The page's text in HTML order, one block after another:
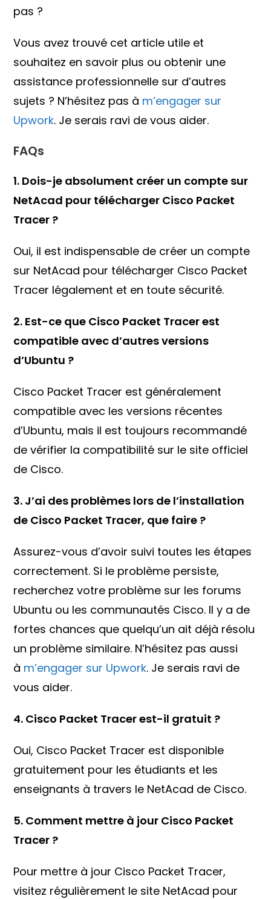
pas ?
Vous avez trouvé cet article utile et
souhaitez en savoir plus ou obtenir une
assistance professionnelle sur d’autres
sujets ? N’hésitez pas à m’engager sur
Upwork. Je serais ravi de vous aider.
FAQs
1. Dois-je absolument créer un compte sur
NetAcad pour télécharger Cisco Packet
Tracer ?
Oui, il est indispensable de créer un compte
sur NetAcad pour télécharger Cisco Packet
Tracer légalement et en toute sécurité.
2. Est-ce que Cisco Packet Tracer est
compatible avec d’autres versions
d’Ubuntu ?
Cisco Packet Tracer est généralement
compatible avec les versions récentes
d’Ubuntu, mais il est toujours recommandé
de vérifier la compatibilité sur le site officiel
de Cisco.
3. J’ai des problèmes lors de l’installation
de Cisco Packet Tracer, que faire ?
Assurez-vous d’avoir suivi toutes les étapes
correctement. Si le problème persiste,
recherchez votre problème sur les forums
Ubuntu ou les communautés Cisco. Il y a de
fortes chances que quelqu’un ait déjà résolu
un problème similaire. N’hésitez pas aussi
à m’engager sur Upwork. Je serais ravi de
vous aider.
4. Cisco Packet Tracer est-il gratuit ?
Oui, Cisco Packet Tracer est disponible
gratuitement pour les étudiants et les
enseignants à travers le NetAcad de Cisco.
5. Comment mettre à jour Cisco Packet
Tracer ?
Pour mettre à jour Cisco Packet Tracer,
visitez régulièrement le site NetAcad pour